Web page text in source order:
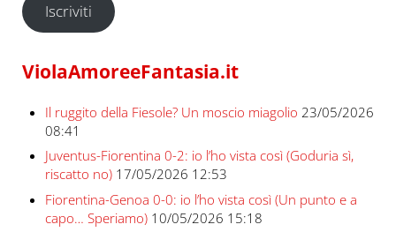
Iscriviti
ViolaAmoreeFantasia.it
Il ruggito della Fiesole? Un moscio miagolio 23/05/2026
08:41
Juventus-Fiorentina 0-2: io l’ho vista così (Goduria sì,
riscatto no) 17/05/2026 12:53
Fiorentina-Genoa 0-0: io l’ho vista così (Un punto e a
capo… Speriamo) 10/05/2026 15:18